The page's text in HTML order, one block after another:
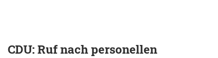
CDU: Ruf nach personellen